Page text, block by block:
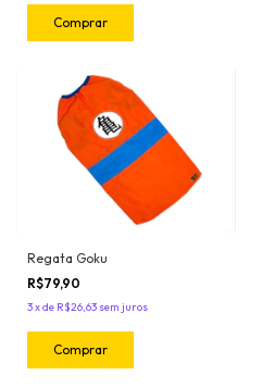
Comprar
Regata Goku
R$79,90
3xde R$26,63 sem juros
Comprar